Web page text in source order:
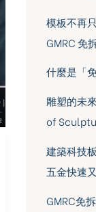
模板不再
GMRC 免
什麼是「
雕塑的未
of
建築科技
五金快速
GMRC免